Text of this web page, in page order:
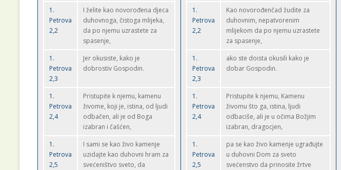
1.
Petrova
2,2
I želite kao novorođena djeca
duhovnoga, čistoga mlijeka,
da po njemu uzrastete za
spasenje,
1.
Petrova
2,3
Jer okusiste, kako je
dobrostiv Gospodin.
1.
Petrova
2,4
Pristupite k njemu, kamenu
živome, koji je, istina, od ljudi
odbačen, ali je od Boga
izabran i čašćen,
1.
Petrova
2,5
I sami se kao živo kamenje
uzidajte kao duhovni hram za
svećeništvo sveto, da
1.
Petrova
2,2
Kao novorođenčad žudite za
duhovnim, nepatvorenim
mlijekom da po njemu uzrastete
za spasenje,
1.
Petrova
2,3
ako ste doista okusili kako je
dobar Gospodin.
1.
Petrova
2,4
Pristupite k njemu, Kamenu
živomu što ga, istina, ljudi
odbaciše, ali je u očima Božjim
izabran, dragocjen,
1.
Petrova
2,5
pa se kao živo kamenje ugrađujte
u duhovni Dom za sveto
svećenstvo da prinosite žrtve